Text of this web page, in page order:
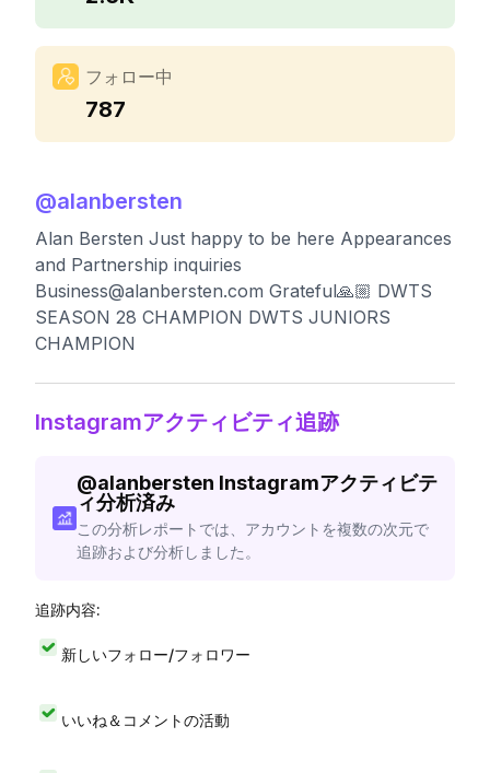
フォロー中
787
@alanbersten
Alan Bersten Just happy to be here Appearances
and Partnership inquiries
Business@alanbersten.com Grateful🙏🏼 DWTS
SEASON 28 CHAMPION DWTS JUNIORS
CHAMPION
Instagramアクティビティ追跡
@alanbersten Instagramアクティビテ
ィ分析済み
この分析レポートでは、アカウントを複数の次元で
追跡および分析しました。
追跡内容:
新しいフォロー/フォロワー
いいね＆コメントの活動